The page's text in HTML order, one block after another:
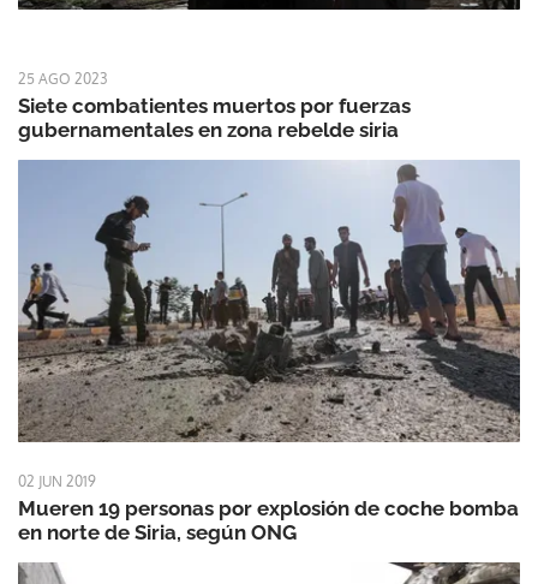
25 AGO 2023
Siete combatientes muertos por fuerzas
gubernamentales en zona rebelde siria
02 JUN 2019
Mueren 19 personas por explosión de coche bomba
en norte de Siria, según ONG